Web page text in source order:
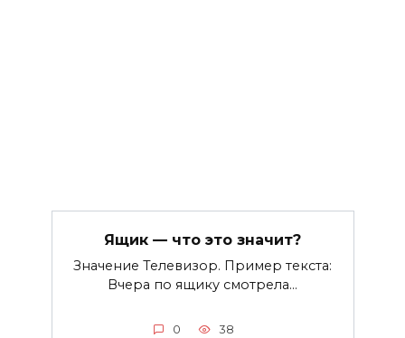
Ящик — что это значит?
Значение Телевизор. Пример текста:
Вчера по ящику смотрела…
0 38